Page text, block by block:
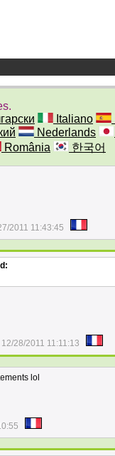
Italiano
Nederlands
România 한국어
2011 11:43:45
12/28/2011 11:11:13
lol